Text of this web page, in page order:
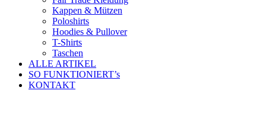
Kappen & Mützen
Poloshirts
Hoodies & Pullover
T-Shirts
Taschen
ALLE ARTIKEL
SO FUNKTIONIERT’s
KONTAKT